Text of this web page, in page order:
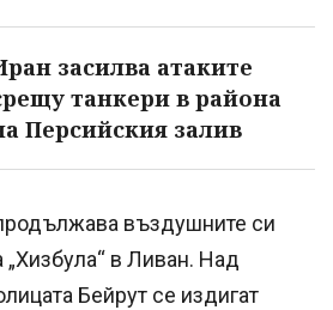
засилва атаките
танкери в района
Персийския залив
въздушните си
„Хизбула“ в Ливан. Над
Бейрут се издигат